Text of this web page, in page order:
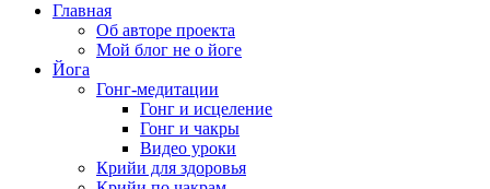
Главная
Об авторе проекта
Мой блог не о йоге
Йога
Гонг-медитации
Гонг и исцеление
Гонг и чакры
Видео уроки
Крийи для здоровья